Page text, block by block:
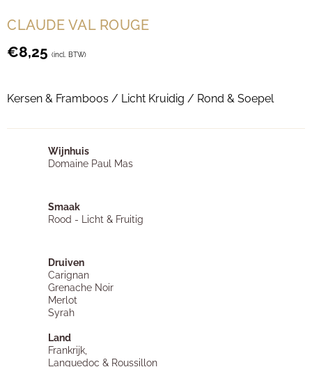
CLAUDE VAL ROUGE
€8,25 (incl. BTW)
Kersen & Framboos / Licht Kruidig / Rond & Soepel
Wijnhuis
Domaine Paul Mas
Smaak
Rood - Licht & Fruitig
Druiven
Carignan
Grenache Noir
Merlot
Syrah
Land
Frankrijk,
Languedoc & Roussillon